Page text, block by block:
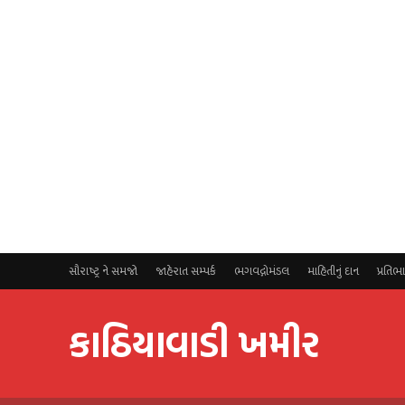
સૌરાષ્ટ્ર ને સમજો જાહેરાત સમ્પર્ક ભગવદ્ગોમંડલ માહિતીનું દાન
કાઠિયાવાડી ખમીર